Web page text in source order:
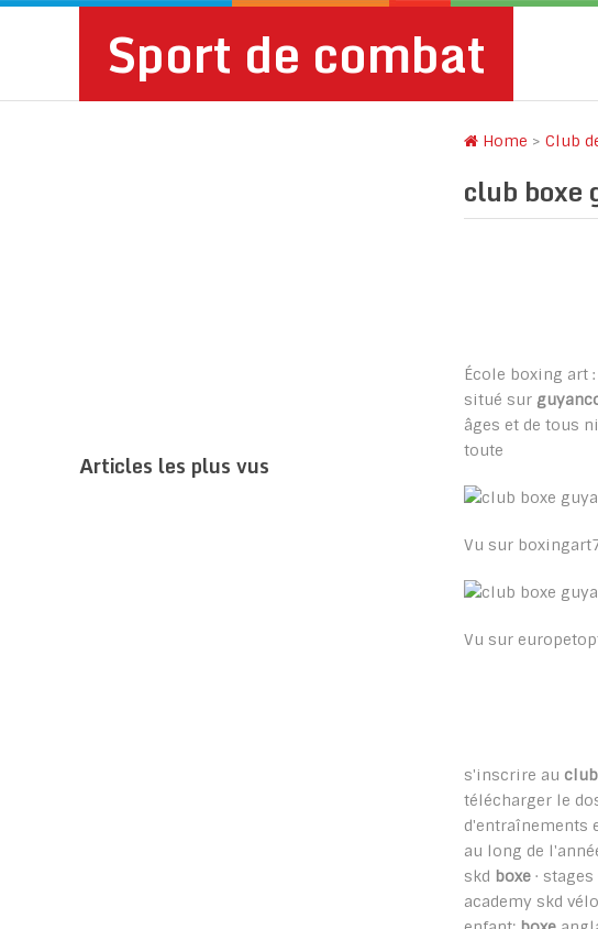
Sport de combat
Home >Club
club boxe
École boxing art
situé sur
âges et de tous
toute
Vu sur
Vu sur
s'inscrire au club
télécharger le
d'entraînements
au long de
skd boxe ·
academy skd
Articles les plus vus